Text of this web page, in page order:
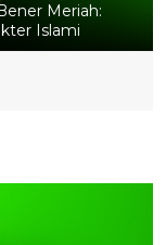
Meriah:
Islami